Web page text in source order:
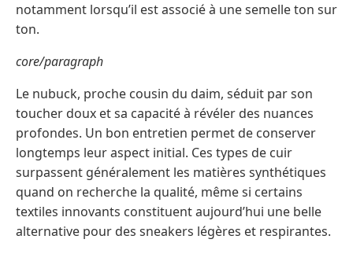
notamment lorsqu’il est associé à une semelle ton sur
ton.
core/paragraph
Le nubuck, proche cousin du daim, séduit par son
toucher doux et sa capacité à révéler des nuances
profondes. Un bon entretien permet de conserver
longtemps leur aspect initial. Ces types de cuir
surpassent généralement les matières synthétiques
quand on recherche la qualité, même si certains
textiles innovants constituent aujourd’hui une belle
alternative pour des sneakers légères et respirantes.